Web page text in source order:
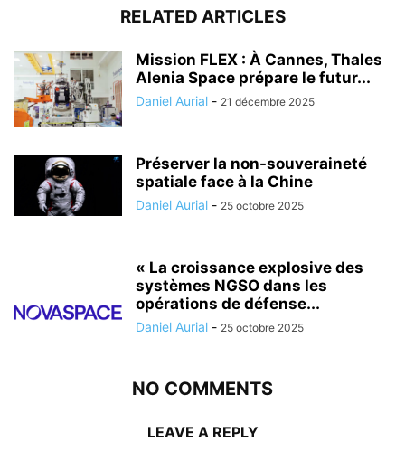
RELATED ARTICLES
Mission FLEX : À Cannes, Thales
Alenia Space prépare le futur...
Daniel Aurial - 21 décembre 2025
Préserver la non-souveraineté
spatiale face à la Chine
Daniel Aurial - 25 octobre 2025
« La croissance explosive des
systèmes NGSO dans les
opérations de défense...
Daniel Aurial - 25 octobre 2025
NO COMMENTS
LEAVE A REPLY